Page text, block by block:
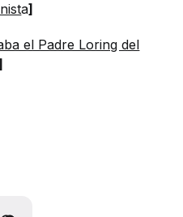
a]
el Padre Loring del